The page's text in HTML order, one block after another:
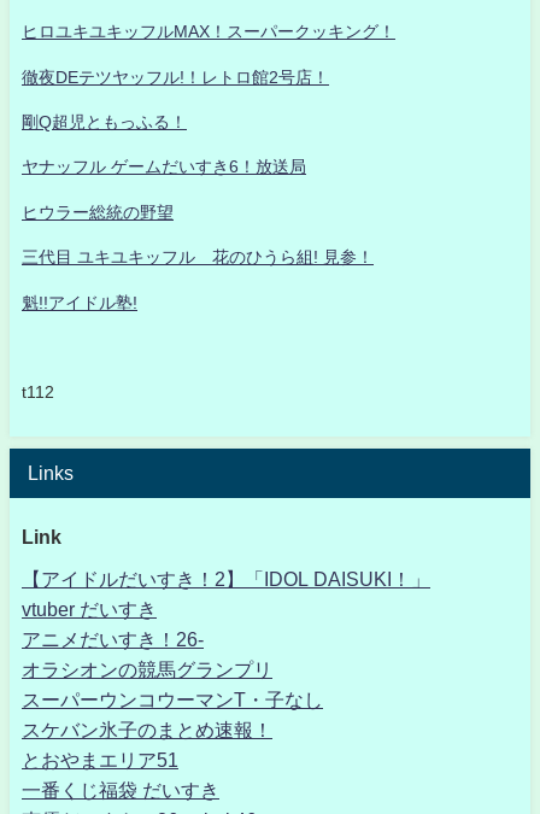
ヒロユキユキッフルMAX！スーパークッキング！
徹夜DEテツヤッフル!！レトロ館2号店！
剛Q超児ともっふる！
ヤナッフル ゲームだいすき6！放送局
ヒウラー総統の野望
三代目 ユキユキッフル 花のひうら組! 見参！
魁!!アイドル塾!
t112
Links
Link
【アイドルだいすき！2】「IDOL DAISUKI！」
vtuber だいすき
アニメだいすき！26-
オラシオンの競馬グランプリ
スーパーウンコウーマンT・子なし
スケバン氷子のまとめ速報！
とおやまエリア51
一番くじ福袋 だいすき